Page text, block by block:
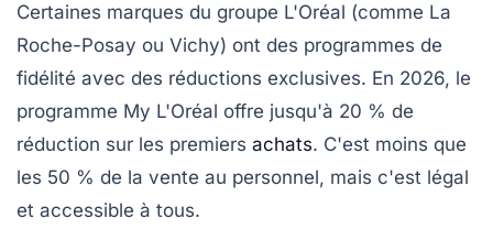
Certaines marques du groupe L'Oréal (comme La
Roche-Posay ou Vichy) ont des programmes de
fidélité avec des réductions exclusives. En 2026, le
programme My L'Oréal offre jusqu'à 20 % de
réduction sur les premiers achats. C'est moins que
les 50 % de la vente au personnel, mais c'est légal
et accessible à tous.